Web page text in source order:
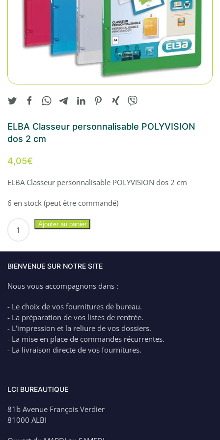
ELBA Classeur personnalisable POLYVISION
dos 2 cm
4,05€
ELBA Classeur personnalisable POLYVISION dos 2 cm
6 en stock (peut être commandé)
personnalisable
dos
cm
Ajouter au panier
BIENVENUE SUR NOTRE SITE
Nous vous accompagnons dans :
- Le choix de vos fournitures de bureau.
- La préparation de vos listes de rentrée.
- L'impression et la reliure de vos dossiers.
- La mise en place de commandes récurrentes.
- La livraison directe de vos fournitures.
LCI BUREAUTIQUE
81b Avenue François Verdier
81000 ALBI